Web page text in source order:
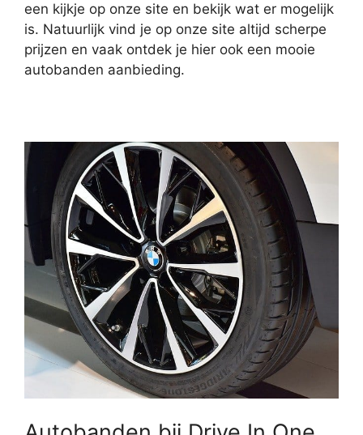
een kijkje op onze site en bekijk wat er mogelijk
is. Natuurlijk vind je op onze site altijd scherpe
prijzen en vaak ontdek je hier ook een mooie
autobanden aanbieding.